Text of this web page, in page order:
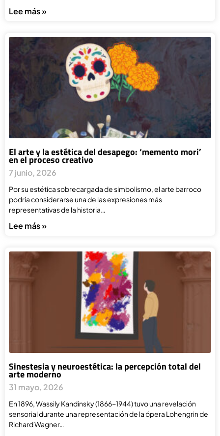
Lee más »
El arte y la estética del desapego: ‘memento mori’
en el proceso creativo
7 junio, 2026
Por su estética sobrecargada de simbolismo, el arte barroco
podría considerarse una de las expresiones más
representativas de la historia…
Lee más »
Sinestesia y neuroestética: la percepción total del
arte moderno
31 mayo, 2026
En 1896, Wassily Kandinsky (1866-1944) tuvo una revelación
sensorial durante una representación de la ópera Lohengrin de
Richard Wagner…